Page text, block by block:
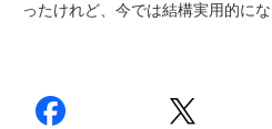
ったけれど、今では結構実用的にな